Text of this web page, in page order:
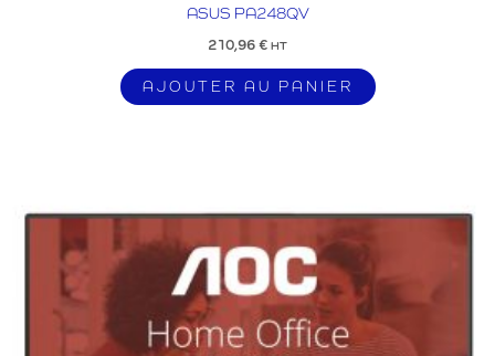
ASUS PA248QV
210,96 € HT
AJOUTER AU PANIER